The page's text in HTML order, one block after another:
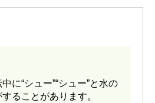
に“シュー”“シュー”と水の
ることがあります。